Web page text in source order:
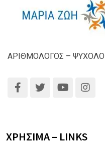
ΑΡΙΘΜΟΛΟΓΟΣ –
ΧΡΗΣΙΜΑ – LINKS